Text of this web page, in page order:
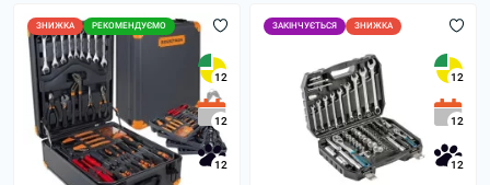
ЗНИЖКА РЕКОМЕНДУЄМО
12
12
12
ЗАКІНЧУЄТЬСЯ ЗНИЖКА
12
12
12